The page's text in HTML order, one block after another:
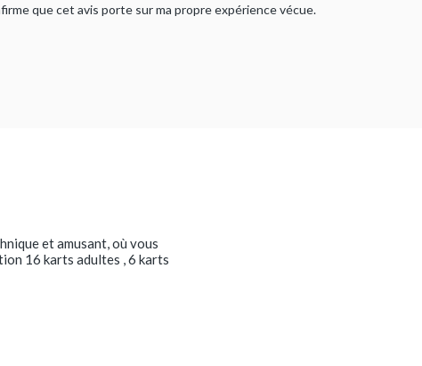
que cet avis porte sur ma propre expérience vécue.
et amusant, où vous
16 karts adultes , 6 karts